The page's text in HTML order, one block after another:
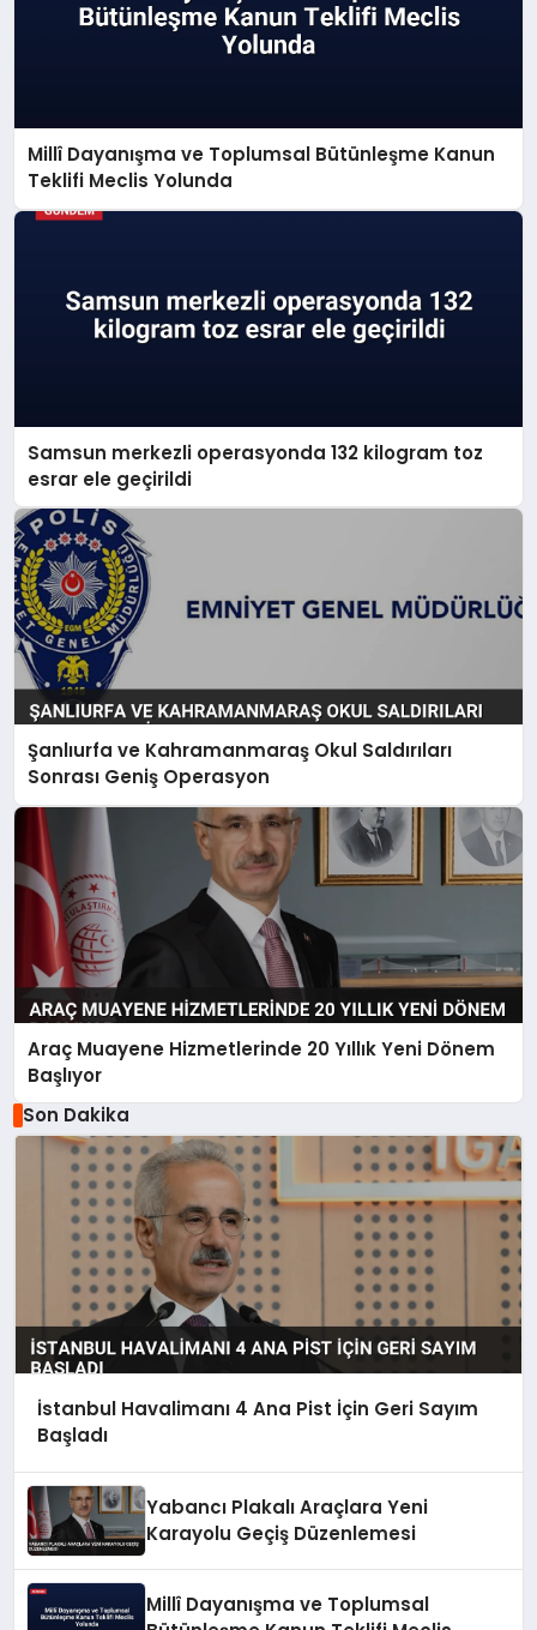
Millî Dayanışma ve Toplumsal Bütünleşme Kanun
Teklifi Meclis Yolunda
Samsun merkezli operasyonda 132 kilogram toz
esrar ele geçirildi
Şanlıurfa ve Kahramanmaraş Okul Saldırıları
Sonrası Geniş Operasyon
Araç Muayene Hizmetlerinde 20 Yıllık Yeni Dönem
Başlıyor
Son Dakika
İstanbul Havalimanı 4 Ana Pist İçin Geri Sayım
Başladı
Yabancı Plakalı Araçlara Yeni
Karayolu Geçiş Düzenlemesi
Millî Dayanışma ve Toplumsal